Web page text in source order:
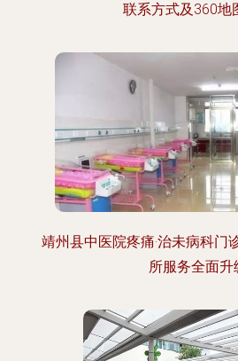
联系方式及360地
靖州县中医院疼痛·治未病科门
所服务全面升